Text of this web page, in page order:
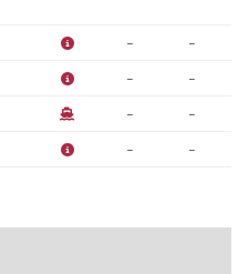
– –
– –
– –
– –